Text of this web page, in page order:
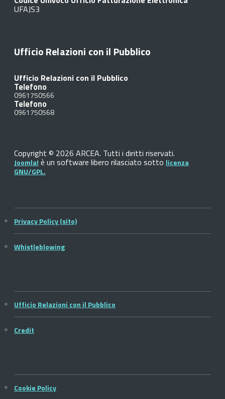
UFAJS3
Ufficio Relazioni con il Pubblico
Ufficio Relazioni con il Pubblico
Telefono
0961750566
Telefono
0961750568
Copyright © 2026 ARCEA. Tutti i diritti riservati.
Joomla! è un software libero rilasciato sotto licenza
GNU/GPL.
Privacy Policy (sito)
Whistleblowing
Ufficio Relazioni con il Pubblico
Credit
Cookie Policy